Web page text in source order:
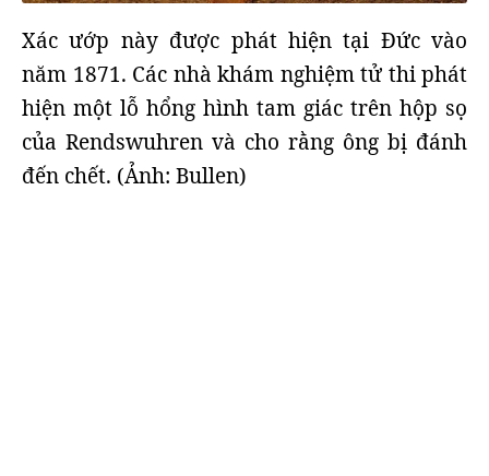
Xác ướp này được phát hiện tại Đức vào
năm 1871. Các nhà khám nghiệm tử thi phát
hiện một lỗ hổng hình tam giác trên hộp sọ
của Rendswuhren và cho rằng ông bị đánh
đến chết. (Ảnh: Bullen)